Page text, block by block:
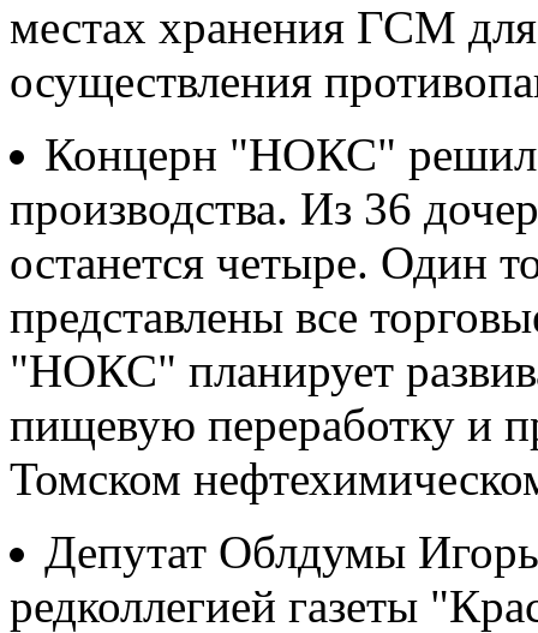
местах хранения ГСМ
осуществления
Концерн "НОКС" решил
производства. Из 36
останется четыре. Один
представлены все
"НОКС" планирует
пищевую переработку и
Томском
Депутат Облдумы Игорь
редколлегией газеты